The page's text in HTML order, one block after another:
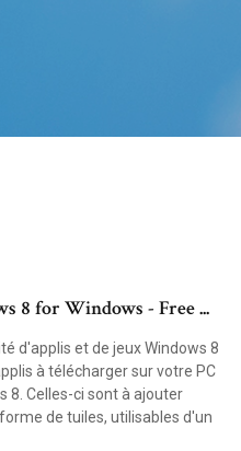
8 for Windows - Free ...
d'applis et de jeux Windows 8
à télécharger sur votre PC
8. Celles-ci sont à ajouter
de tuiles, utilisables d'un